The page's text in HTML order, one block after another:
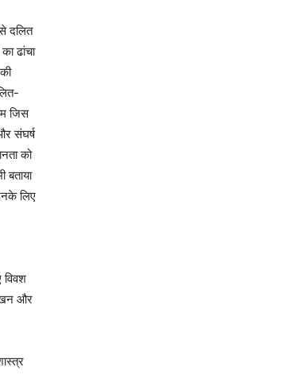
दलित
ढांचा
जिस
संघर्ष
को
बताया
लिए
विवश
और